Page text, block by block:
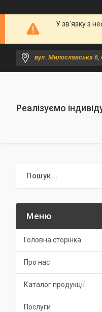
У зв'язку з
вул. Милославська 6,
Реалізуємо
Головна сторінка
Про нас
Каталог продукції
Послуги